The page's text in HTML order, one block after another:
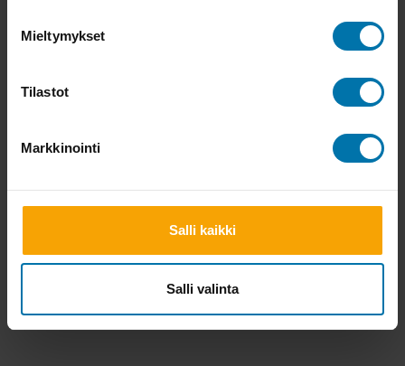
Mieltymykset
Tilastot
Markkinointi
Salli kaikki
Salli valinta